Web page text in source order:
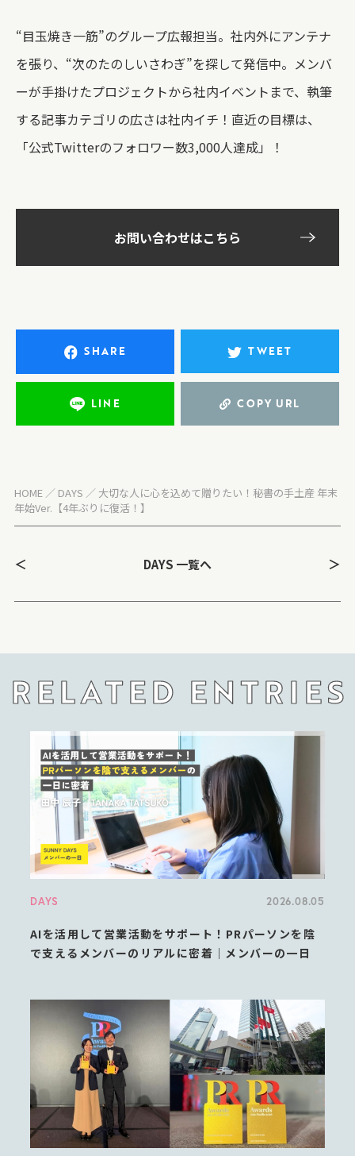
“目玉焼き一筋”のグループ広報担当。社内外にアンテナ
を張り、“次のたのしいさわぎ”を探して発信中。メンバ
ーが手掛けたプロジェクトから社内イベントまで、執筆
する記事カテゴリの広さは社内イチ！直近の目標は、
「公式Twitterのフォロワー数3,000人達成」！
お問い合わせはこちら
SHARE TWEET
LINE COPY URL
HOME DAYS
大切な人に心を込めて贈りたい！秘書の手土産 年末
年始Ver.【4年ぶりに復活！】
＜ DAYS 一覧へ ＞
RELATED ENTRIES
DAYS 2026.08.05
AIを活用して営業活動をサポート！PRパーソンを陰
で支えるメンバーのリアルに密着｜メンバーの一日